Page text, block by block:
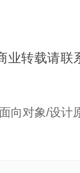
业转载请联
向对象/设计